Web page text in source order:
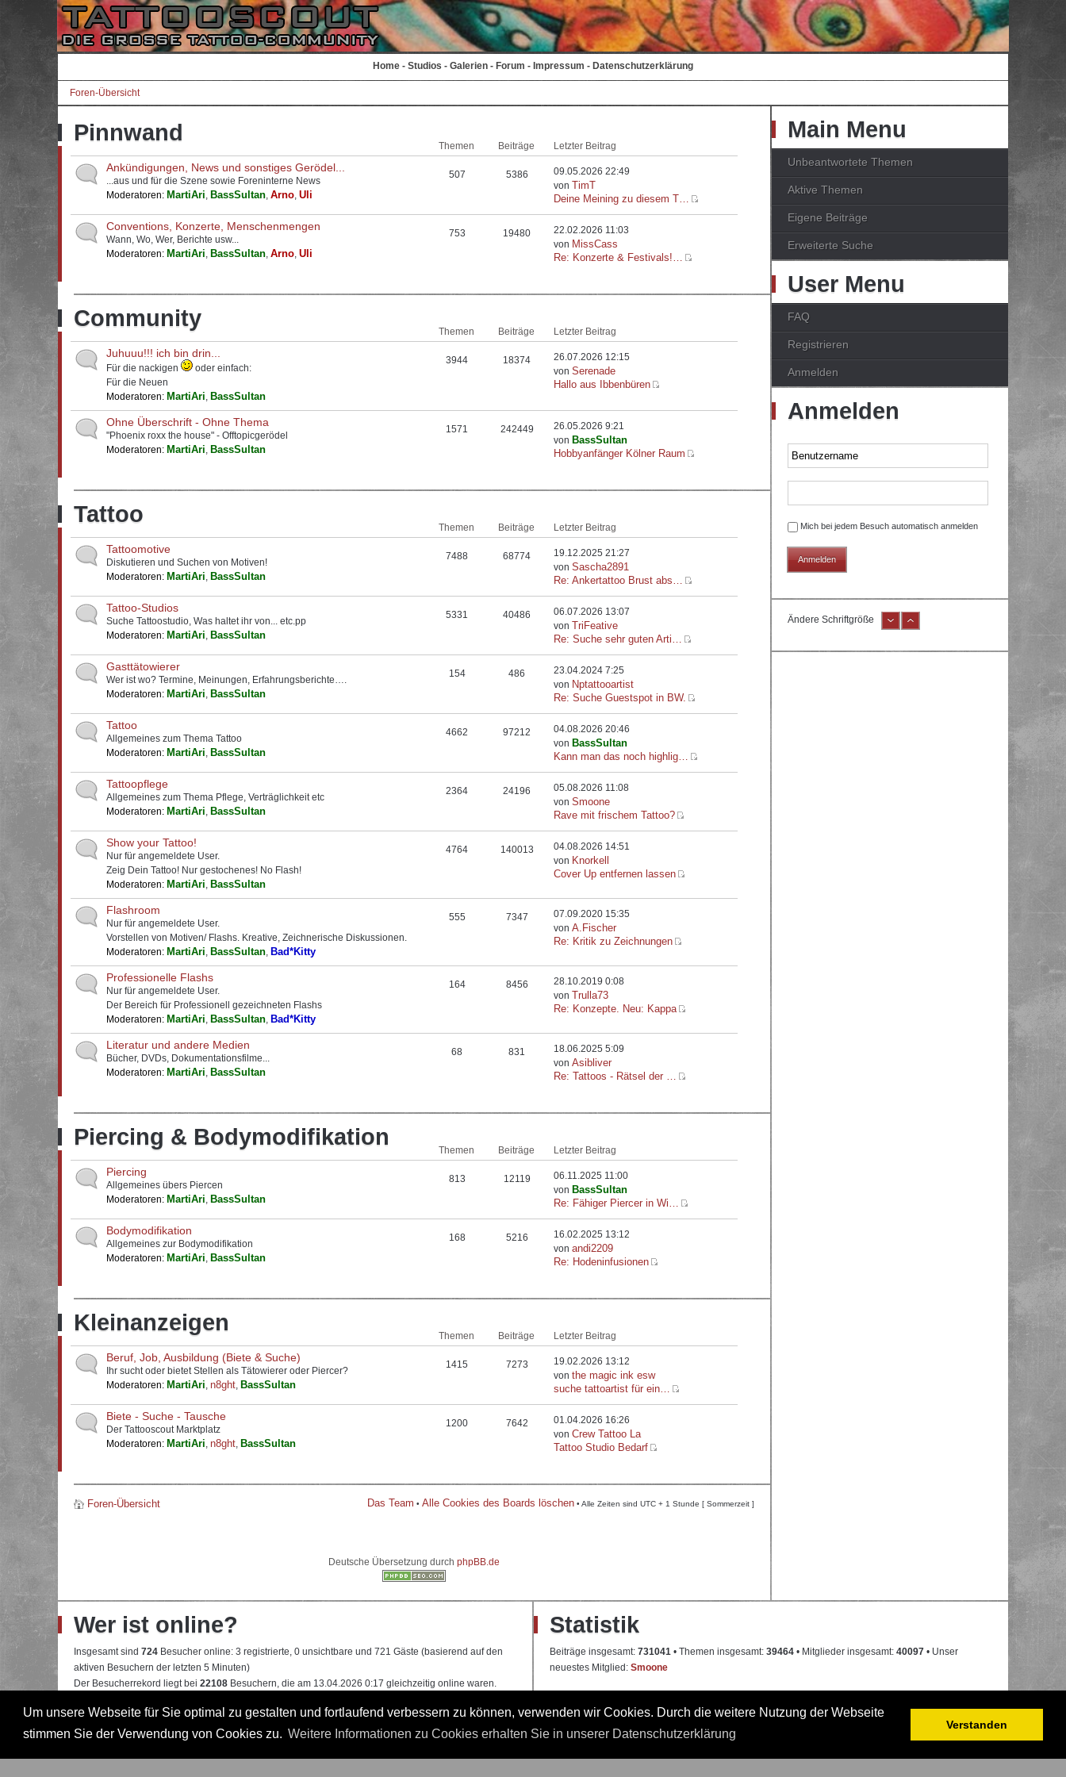
Um unsere Webseite für Sie optimal zu gestalten und fortlaufend verbessern zu können, verwenden wir Cookies. Durch die weitere Nutzung der Webseite
stimmen Sie der Verwendung von Cookies zu. Weitere Informationen zu Cookies erhalten Sie in unserer Datenschutzerklärung
Verstanden
Home - Studios - Galerien - Forum - Impressum - Datenschutzerklärung
Foren-Übersicht
Pinnwand
Themen Beiträge Letzter Beitrag
Ankündigungen, News und sonstiges Gerödel...
...aus und für die Szene sowie Foreninterne News
Moderatoren: MartiAri, BassSultan, Arno, Uli
507 5386
09.05.2026 22:49
von TimT
Deine Meining zu diesem T…
Conventions, Konzerte, Menschenmengen
Wann, Wo, Wer, Berichte usw...
Moderatoren: MartiAri, BassSultan, Arno, Uli
753 19480
22.02.2026 11:03
von MissCass
Re: Konzerte & Festivals!…
Community
Themen Beiträge Letzter Beitrag
Juhuuu!!! ich bin drin...
Für die nackigen
oder einfach:
Für die Neuen
Moderatoren: MartiAri, BassSultan
3944 18374
26.07.2026 12:15
vonSerenade
Hallo aus Ibbenbüren
Ohne Überschrift - Ohne Thema
"Phoenix roxx the house" - Offtopicgerödel
Moderatoren: MartiAri, BassSultan
1571 242449
26.05.2026 9:21
von BassSultan
Hobbyanfänger Kölner Raum
Tattoo
Themen Beiträge Letzter Beitrag
Tattoomotive
Diskutieren und Suchen von Motiven!
Moderatoren: MartiAri, BassSultan
7488 68774
19.12.2025 21:27
vonSascha2891
Re: Ankertattoo Brust abs…
Tattoo-Studios
Suche Tattoostudio, Was haltet ihr von... etc.pp
Moderatoren: MartiAri, BassSultan
5331 40486
06.07.2026 13:07
von TriFeative
Re: Suche sehr guten Arti…
Gasttätowierer
Wer ist wo? Termine, Meinungen, Erfahrungsberichte….
Moderatoren: MartiAri, BassSultan
154 486
23.04.2024 7:25
von Nptattooartist
Re: Suche Guestspot in BW.
Tattoo
Allgemeines zum Thema Tattoo
Moderatoren: MartiAri, BassSultan
4662 97212
04.08.2026 20:46
von BassSultan
Kann man das noch highlig…
Tattoopflege
Allgemeines zum Thema Pflege, Verträglichkeit etc
Moderatoren: MartiAri, BassSultan
2364 24196
05.08.2026 11:08
vonSmoone
Rave mit frischem Tattoo?
Show your Tattoo!
Nur für angemeldete User.
Zeig Dein Tattoo! Nur gestochenes! No Flash!
Moderatoren: MartiAri, BassSultan
4764 140013
04.08.2026 14:51
von Knorkell
Cover Up entfernen lassen
Flashroom
Nur für angemeldete User.
Vorstellen von Motiven/ Flashs. Kreative, Zeichnerische Diskussionen.
Moderatoren: MartiAri, BassSultan, Bad*Kitty
555 7347
07.09.2020 15:35
vonA.Fischer
Re: Kritik zu Zeichnungen
Professionelle Flashs
Nur für angemeldete User.
Der Bereich für Professionell gezeichneten Flashs
Moderatoren: MartiAri, BassSultan, Bad*Kitty
164 8456
28.10.2019 0:08
von Trulla73
Re: Konzepte. Neu: Kappa
Literatur und andere Medien
Bücher, DVDs, Dokumentationsfilme...
Moderatoren: MartiAri, BassSultan
68 831
18.06.2025 5:09
vonAsibliver
Re: Tattoos - Rätsel der …
Piercing & Bodymodifikation
Themen Beiträge Letzter Beitrag
Piercing
Allgemeines übers Piercen
Moderatoren: MartiAri, BassSultan
813 12119
06.11.2025 11:00
von BassSultan
Re: Fähiger Piercer in Wi…
Bodymodifikation
Allgemeines zur Bodymodifikation
Moderatoren: MartiAri, BassSultan
168 5216
16.02.2025 13:12
vonandi2209
Re: Hodeninfusionen
Kleinanzeigen
Themen Beiträge Letzter Beitrag
Beruf, Job, Ausbildung (Biete & Suche)
Ihr sucht oder bietet Stellen als Tätowierer oder Piercer?
Moderatoren: MartiAri, n8ght, BassSultan
1415 7273
19.02.2026 13:12
vonthe magic ink esw
suche tattoartist für ein…
Biete - Suche - Tausche
Der Tattooscout Marktplatz
Moderatoren: MartiAri, n8ght, BassSultan
1200 7642
01.04.2026 16:26
vonCrew Tattoo La
Tattoo Studio Bedarf
Foren-Übersicht Das Team • Alle Cookies des Boards löschen • Alle Zeiten sind UTC + 1 Stunde [ Sommerzeit ]
Deutsche Übersetzung durch phpBB.de
Main Menu
Unbeantwortete Themen
Aktive Themen
Eigene Beiträge
Erweiterte Suche
User Menu
FAQ
Registrieren
Anmelden
Anmelden
Mich bei jedem Besuch automatisch anmelden
Ändere Schriftgröße
Wer ist online?
Insgesamt sind 724 Besucher online: 3 registrierte, 0 unsichtbare und 721 Gäste (basierend auf den
aktiven Besuchern der letzten 5 Minuten)
Der Besucherrekord liegt bei 22108 Besuchern, die am 13.04.2026 0:17 gleichzeitig online waren.
Mitglieder:Google [Bot], Google Adsense [Bot],Majestic-12 [Bot]
Legende: Administrator,Moderator,Professional Professional in Ausbildung
Statistik
Beiträge insgesamt: 731041 • Themen insgesamt: 39464 • Mitglieder insgesamt: 40097 • Unser
neuestes Mitglied: Smoone